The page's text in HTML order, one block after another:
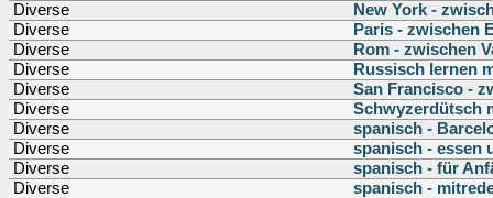
Diverse
New York -
Diverse
Paris - zwischen
Diverse
Rom - zwischen
Diverse
Russisch lernen
Diverse
San Francisco -
Diverse
Schwyzerdütsch
Diverse
spanisch -
Diverse
spanisch - essen
Diverse
spanisch - für
Diverse
spanisch -